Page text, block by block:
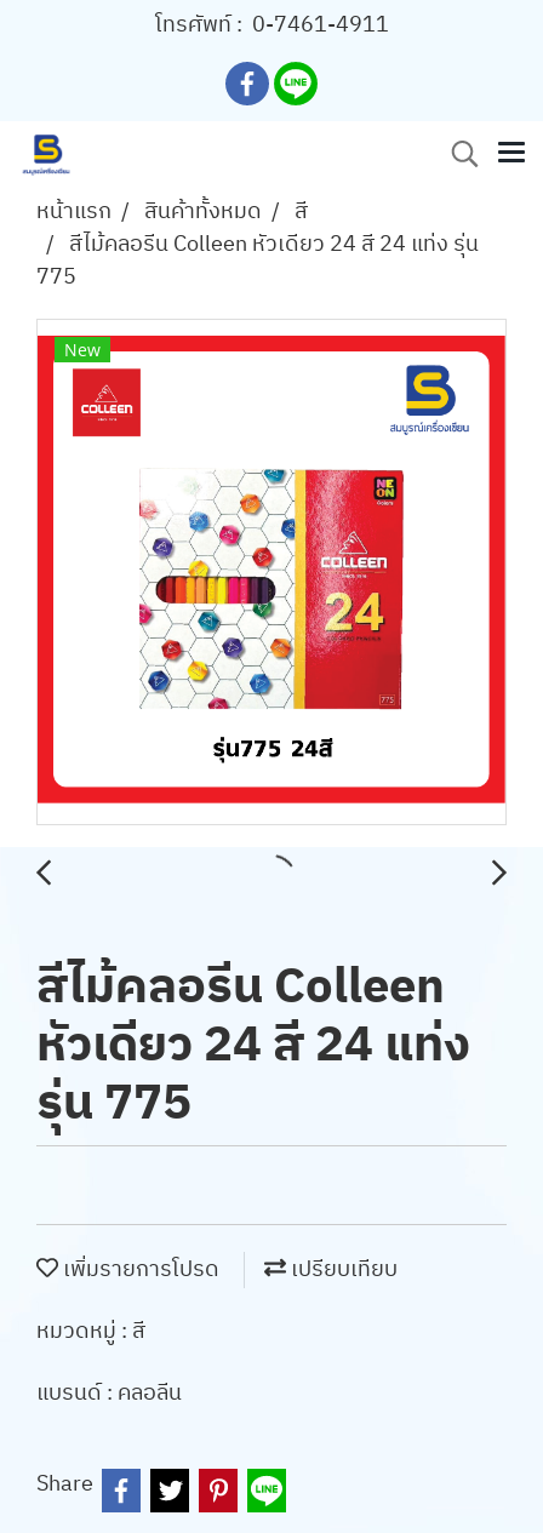
โทรศัพท์ : 0-7461-4911
หน้าแรก สินค้าทั้งหมด
สี
สีไม้คลอรีน Colleen หัวเดียว 24 สี 24 แท่ง รุ่น
775
New
สีไม้คลอรีน Colleen
หัวเดียว 24 สี 24 แท่ง
รุ่น 775
เพิ่มรายการโปรด
เปรียบเทียบ
หมวดหมู่ : สี
แบรนด์ : คลอลีน
Share